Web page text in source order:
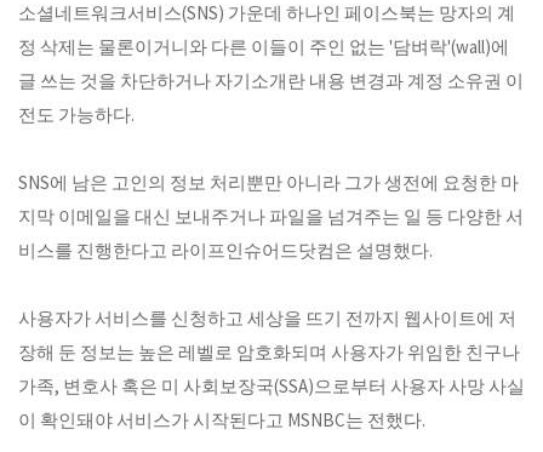
소셜네트워크서비스(SNS) 가운데 하나인 페이스북는 망자의 계
정 삭제는 물론이거니와 다른 이들이 주인 없는 '담벼락'(wall)에
글 쓰는 것을 차단하거나 자기소개란 내용 변경과 계정 소유권 이
전도 가능하다.
SNS에 남은 고인의 정보 처리뿐만 아니라 그가 생전에 요청한 마
지막 이메일을 대신 보내주거나 파일을 넘겨주는 일 등 다양한 서
비스를 진행한다고 라이프인슈어드닷컴은 설명했다.
사용자가 서비스를 신청하고 세상을 뜨기 전까지 웹사이트에 저
장해 둔 정보는 높은 레벨로 암호화되며 사용자가 위임한 친구나
가족, 변호사 혹은 미 사회보장국(SSA)으로부터 사용자 사망 사실
이 확인돼야 서비스가 시작된다고 MSNBC는 전했다.